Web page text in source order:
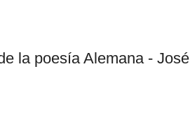
la poesía Alemana - José